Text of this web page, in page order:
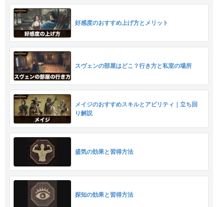
好感度のおすすめ上げ方とメリット
スヴェンの部屋はどこ？行き方と私室の場所
メイジのおすすめスキルとアビリティ｜立ち回
り解説
盛気の効果と習得方法
探知の効果と習得方法